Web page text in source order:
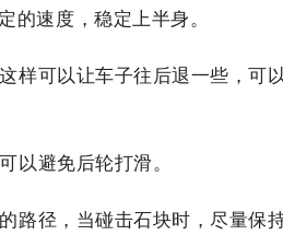
的速度，稳定上半身。
样可以让车子往后退一些，可
以避免后轮打滑。
路径，当碰击石块时，尽量保